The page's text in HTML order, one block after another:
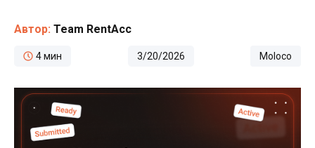
Автор: Team RentAcc
4мин 3/20/2026 Moloco